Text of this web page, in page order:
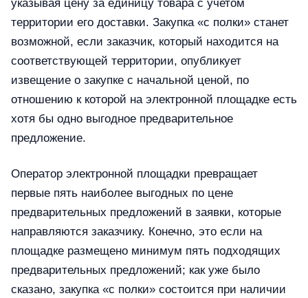
указывая цену за единицу товара с учетом
территории его доставки. Закупка «с полки» станет
возможной, если заказчик, который находится на
соответствующей территории, опубликует
извещение о закупке с начальной ценой, по
отношению к которой на электронной площадке есть
хотя бы одно выгодное предварительное
предложение.
Оператор электронной площадки превращает
первые пять наиболее выгодных по цене
предварительных предложений в заявки, которые
направляются заказчику. Конечно, это если на
площадке размещено минимум пять подходящих
предварительных предложений; как уже было
сказано, закупка «с полки» состоится при наличии